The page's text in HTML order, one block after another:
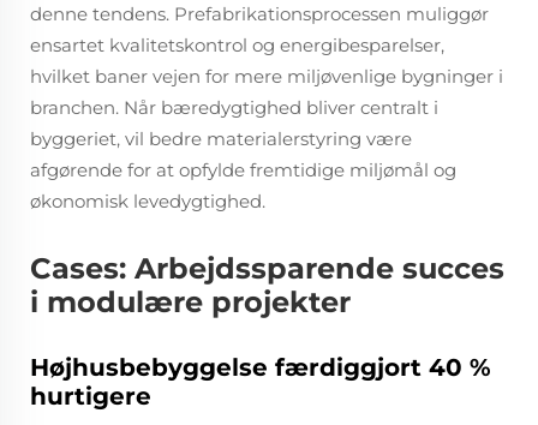
denne tendens. Prefabrikationsprocessen muliggør
ensartet kvalitetskontrol og energibesparelser,
hvilket baner vejen for mere miljøvenlige bygninger i
branchen. Når bæredygtighed bliver centralt i
byggeriet, vil bedre materialerstyring være
afgørende for at opfylde fremtidige miljømål og
økonomisk levedygtighed.
Cases: Arbejdssparende succes
i modulære projekter
Højhusbebyggelse færdiggjort 40 %
hurtigere